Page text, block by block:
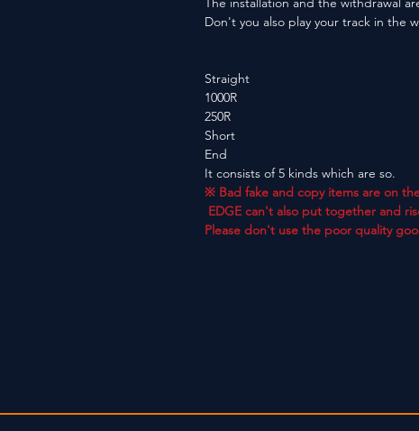
Don't you also play your track in the
Straight
1000R
250R
Short
End
It consists of 5 kinds which are so.
※ Bad fake and copy items are on
EDGE can't also put together and
Please don't use the poor quality